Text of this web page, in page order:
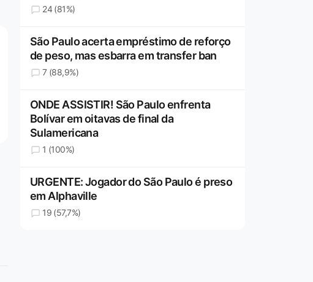
24 (81%)
São Paulo acerta empréstimo de reforço
de peso, mas esbarra em transfer ban
7 (88,9%)
ONDE ASSISTIR! São Paulo enfrenta
Bolívar em oitavas de final da
Sulamericana
1 (100%)
URGENTE: Jogador do São Paulo é preso
em Alphaville
19 (57,7%)